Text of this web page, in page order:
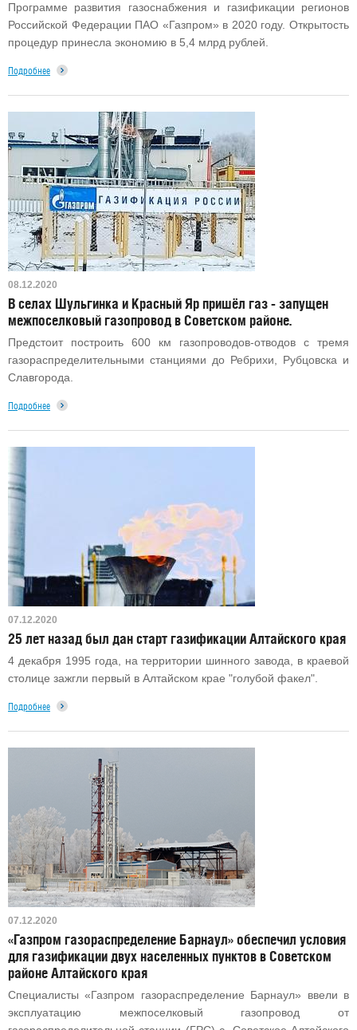
Программе развития газоснабжения и газификации регионов
Российской Федерации ПАО «Газпром» в 2020 году. Открытость
процедур принесла экономию в 5,4 млрд рублей.
Подробнее
08.12.2020
В селах Шульгинка и Красный Яр пришёл газ - запущен
межпоселковый газопровод в Советском районе.
Предстоит построить 600 км газопроводов-отводов с тремя
газораспределительными станциями до Ребрихи, Рубцовска и
Славгорода.
Подробнее
07.12.2020
25 лет назад был дан старт газификации Алтайского края
4 декабря 1995 года, на территории шинного завода, в краевой
столице зажгли первый в Алтайском крае "голубой факел".
Подробнее
07.12.2020
«Газпром газораспределение Барнаул» обеспечил условия
для газификации двух населенных пунктов в Советском
районе Алтайского края
Специалисты «Газпром газораспределение Барнаул» ввели в
эксплуатацию межпоселковый газопровод от